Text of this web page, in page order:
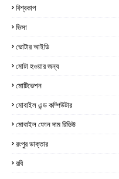
বিশ্বকাপ
ভিসা
ভোটার আইডি
মোটা হওয়ার জন্য
মোটিভেশন
মোবাইল এন্ড কম্পিউটার
মোবাইল ফোন দাম রিভিউ
রংপুর ডাক্তার
রবি